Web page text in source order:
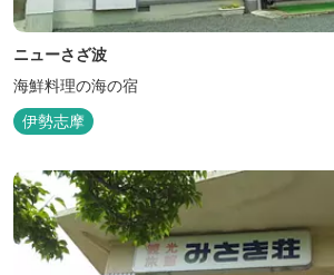
ニューさざ波
海鮮料理の海の宿
伊勢志摩